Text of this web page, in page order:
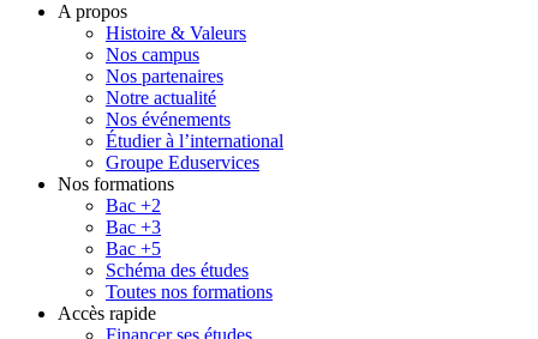
A propos
Histoire & Valeurs
Nos campus
Nos partenaires
Notre actualité
Nos événements
Étudier à l’international
Groupe Eduservices
Nos formations
Bac +2
Bac +3
Bac +5
Schéma des études
Toutes nos formations
Accès rapide
Financer ses études